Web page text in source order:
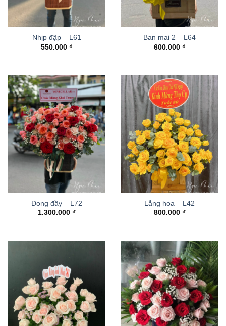
Nhịp đập – L61
550.000 ₫
Ban mai 2 – L64
600.000 ₫
Đong đầy – L72
1.300.000 ₫
Lẵng hoa – L42
800.000 ₫